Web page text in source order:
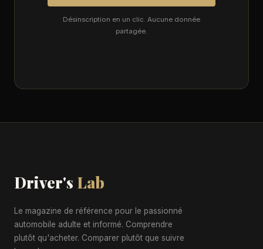
Désinscription en un clic. Aucune donnée
partagée.
Driver's Lab
Le magazine de référence pour le passionné
automobile adulte et informé. Comprendre
plutôt qu'acheter. Comparer plutôt que suivre